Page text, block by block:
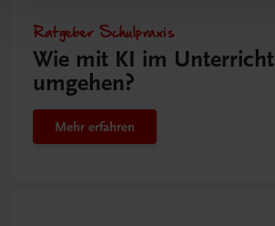
Ratgeber Schulpraxis
Wie mit KI im Unterricht
umgehen?
Mehr erfahren